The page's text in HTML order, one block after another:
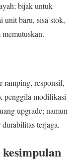
bijak untuk
unit baru, sisa stok,
ramping, responsif,
penggila modifikasi
upgrade; namun
durabilitas terjaga.